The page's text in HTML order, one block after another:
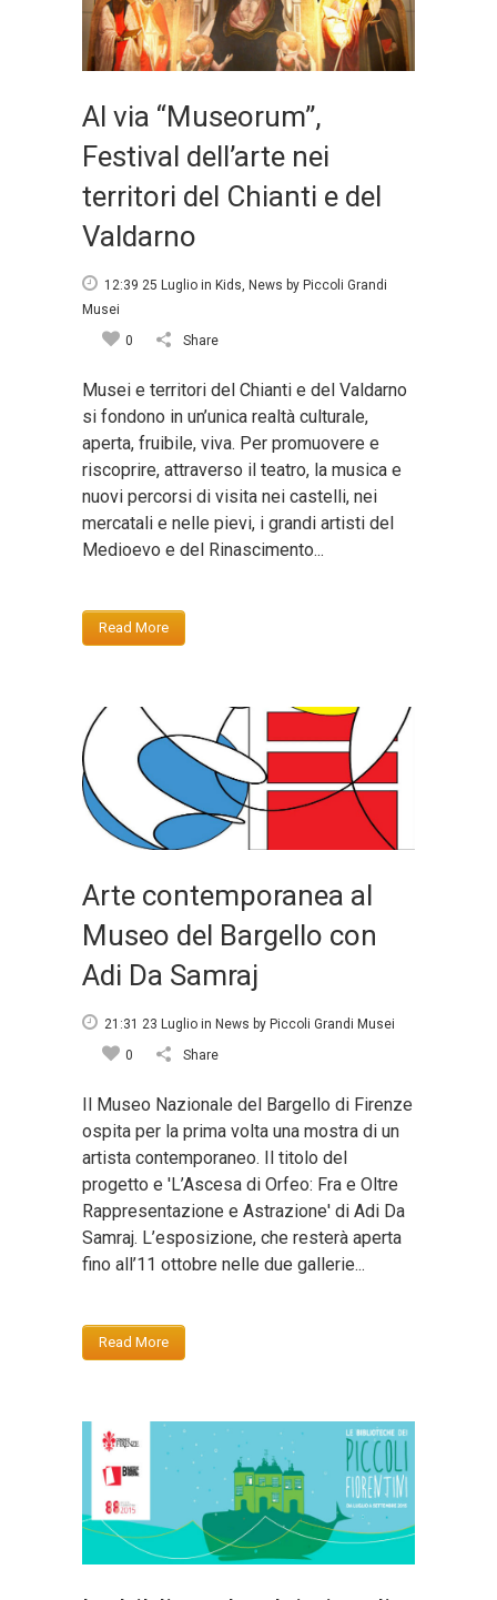
Al via “Museorum”,
Festival dell’arte nei
territori del Chianti e del
Valdarno
12:39 25 Luglio in Kids, News by Piccoli Grandi
Musei
0
Share
Musei e territori del Chianti e del Valdarno
si fondono in un’unica realtà culturale,
aperta, fruibile, viva. Per promuovere e
riscoprire, attraverso il teatro, la musica e
nuovi percorsi di visita nei castelli, nei
mercatali e nelle pievi, i grandi artisti del
Medioevo e del Rinascimento...
Read More
Arte contemporanea al
Museo del Bargello con
Adi Da Samraj
21:31 23 Luglio in News by Piccoli Grandi Musei
0
Share
Il Museo Nazionale del Bargello di Firenze
ospita per la prima volta una mostra di un
artista contemporaneo. Il titolo del
progetto e 'L’Ascesa di Orfeo: Fra e Oltre
Rappresentazione e Astrazione' di Adi Da
Samraj. L’esposizione, che resterà aperta
fino all’11 ottobre nelle due gallerie...
Read More